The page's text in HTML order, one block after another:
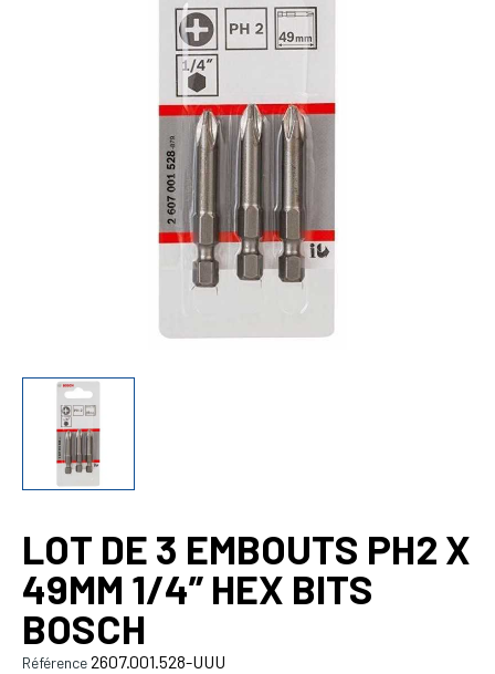
LOT DE 3 EMBOUTS PH2 X
49MM 1/4” HEX BITS
BOSCH
Référence2607.001.528-UUU